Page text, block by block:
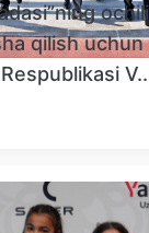
qilish uchun